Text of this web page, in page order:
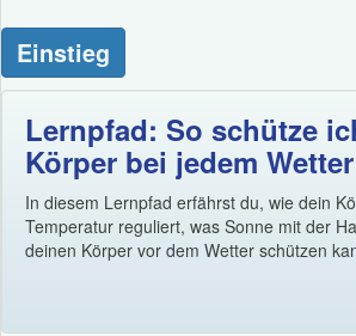
Einstieg
Lernpfad: So schütze
Körper bei jedem Wetter
In diesem Lernpfad erfährst du, wie dein
Temperatur reguliert, was Sonne mit der
deinen Körper vor dem Wetter schützen